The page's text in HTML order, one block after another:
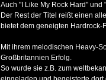
Auch "I Like My Rock Hard"
Der Rest der Titel reißt einen
bietet dem geneigten Hardrock-
Mit ihrem melodischen Heavy-
Großbritannien Erfolg.
So wurde sie z.B. zum